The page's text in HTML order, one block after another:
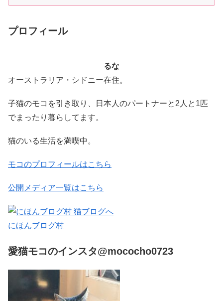
プロフィール
るな
オーストラリア・シドニー在住。
子猫のモコを引き取り、日本人のパートナーと2人と1匹
でまったり暮らしてます。
猫のいる生活を満喫中。
モコのプロフィールはこちら
公開メディア一覧はこちら
にほんブログ村
愛猫モコのインスタ@mococho0723